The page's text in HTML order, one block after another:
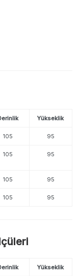
Yükseklik
105 95
105 95
105 95
105 95
Yükseklik